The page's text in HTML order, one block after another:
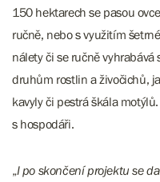
150 hektarech se pasou
ručně, nebo s využitím
nálety či se ručně vyhrabává
druhům rostlin a živočichů,
kavyly či pestrá škála
s hospodáři.
„I po skončení projektu se